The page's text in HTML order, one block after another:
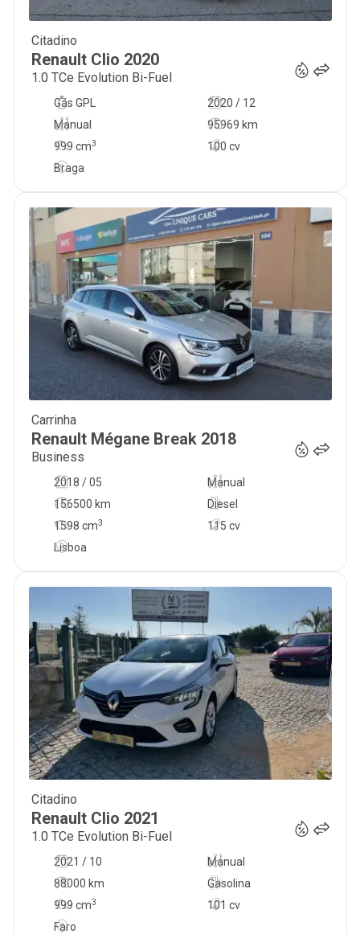
Citadino
Renault Clio 2020
1.0 TCe Evolution Bi-Fuel
2020 / 12
Manual
95969 km
100 cv
Gás GPL
999 cm3
Braga
Carrinha
Renault Mégane Break 2018
Business
2018 / 05
Manual
156500 km
115 cv
Diesel
1598 cm3
Lisboa
Citadino
Renault Clio 2021
1.0 TCe Evolution Bi-Fuel
2021 / 10
Manual
88000 km
101 cv
Gasolina
999 cm3
Faro